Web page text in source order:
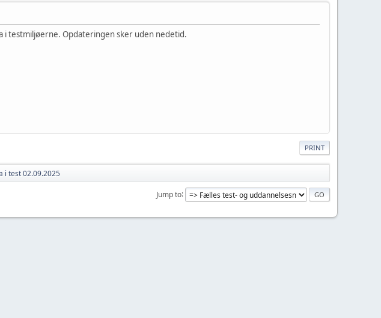
i testmiljøerne. Opdateringen sker uden nedetid.
PRINT
i test 02.09.2025
Jump to